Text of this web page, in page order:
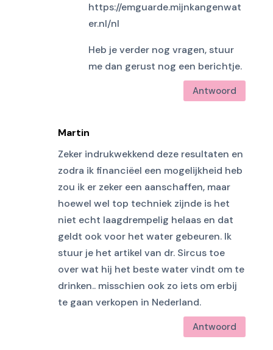
https://emguarde.mijnkangenwat
er.nl/nl
Heb je verder nog vragen, stuur
me dan gerust nog een berichtje.
Antwoord
Martin
Zeker indrukwekkend deze resultaten en
zodra ik financiëel een mogelijkheid heb
zou ik er zeker een aanschaffen, maar
hoewel wel top techniek zijnde is het
niet echt laagdrempelig helaas en dat
geldt ook voor het water gebeuren. Ik
stuur je het artikel van dr. Sircus toe
over wat hij het beste water vindt om te
drinken.. misschien ook zo iets om erbij
te gaan verkopen in Nederland.
Antwoord